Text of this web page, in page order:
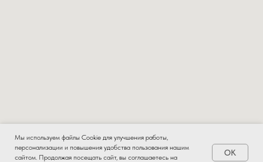
Мы используем файлы Cookie для улучшения работы,
персонализации и повышения удобства пользования нашим
сайтом. Продолжая посещать сайт, вы соглашаетесь на
OK